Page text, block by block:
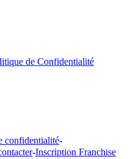
de Confidentialité
confidentialité-
-Inscription Franchise